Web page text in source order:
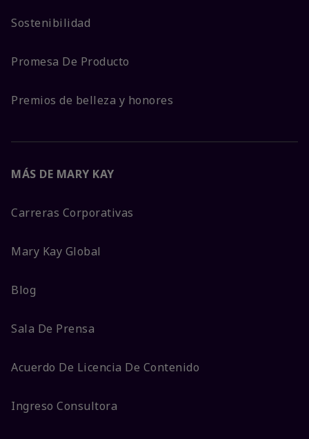
Sostenibilidad
Promesa De Producto
Premios de belleza y honores
MÁS DE MARY KAY
Carreras Corporativas
Mary Kay Global
Blog
Sala De Prensa
Acuerdo De Licencia De Contenido
Ingreso Consultora